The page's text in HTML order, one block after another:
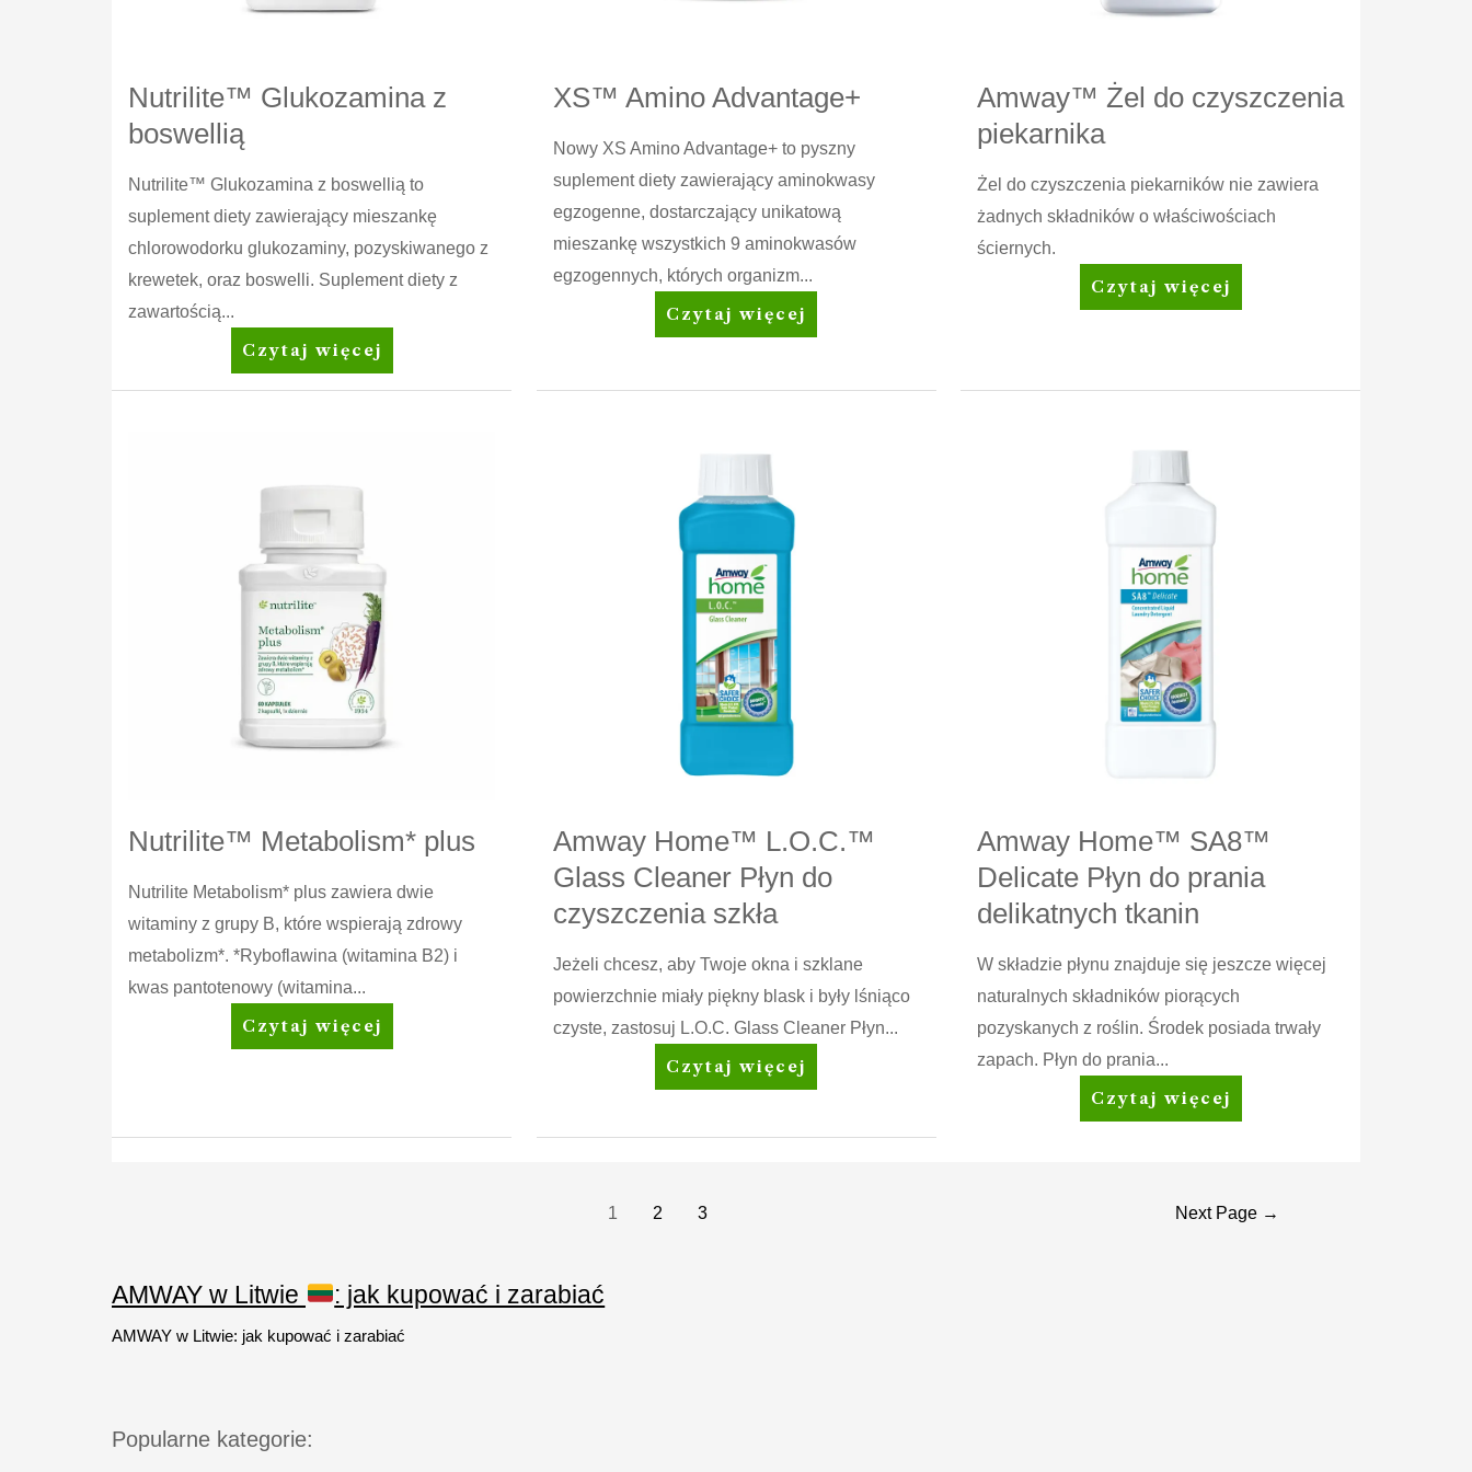
Nutrilite™ Glukozamina z
boswellią
Nutrilite™ Glukozamina z boswellią to
suplement diety zawierający mieszankę
chlorowodorku glukozaminy, pozyskiwanego z
krewetek, oraz boswelli. Suplement diety z
zawartością...
Nutrilite™
Glukozamina
Czytaj więcej
XS™ Amino Advantage+
Nowy XS Amino Advantage+ to pyszny
suplement diety zawierający aminokwasy
egzogenne, dostarczający unikatową
mieszankę wszystkich 9 aminokwasów
egzogennych, których organizm...
XS™
Amino
Czytaj więcej
Amway™ Żel do czyszczenia
piekarnika
Żel do czyszczenia piekarników nie zawiera
żadnych składników o właściwościach
ściernych.
Amway™
Żel
Czytaj więcej
Nutrilite™ Metabolism* plus
Nutrilite Metabolism* plus zawiera dwie
witaminy z grupy B, które wspierają zdrowy
metabolizm*. *Ryboflawina (witamina B2) i
kwas pantotenowy (witamina...
Nutrilite™
Metabolism*
Czytaj więcej
Amway Home™ L.O.C.™
Glass Cleaner Płyn do
czyszczenia szkła
Jeżeli chcesz, aby Twoje okna i szklane
powierzchnie miały piękny blask i były lśniąco
czyste, zastosuj L.O.C. Glass Cleaner Płyn...
Amway
Home™
Płyn
Czytaj więcej
Amway Home™ SA8™
Delicate Płyn do prania
delikatnych tkanin
W składzie płynu znajduje się jeszcze więcej
naturalnych składników piorących
pozyskanych z roślin. Środek posiada trwały
zapach. Płyn do prania...
Amway
Home™
Czytaj więcej
1 2 3 Next Page →
AMWAY w Litwie : jak kupować i zarabiać
AMWAY w Litwie: jak kupować i zarabiać
Popularne kategorie: